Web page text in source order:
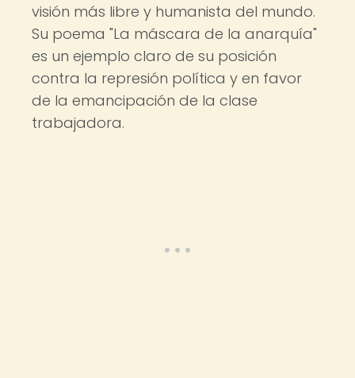
visión más libre y humanista del mundo.
Su poema "La máscara de la anarquía"
es un ejemplo claro de su posición
contra la represión política y en favor
de la emancipación de la clase
trabajadora.